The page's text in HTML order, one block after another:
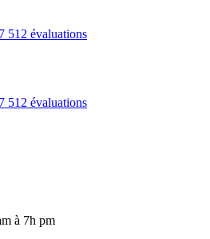
7 512 évaluations
7 512 évaluations
à 7h pm